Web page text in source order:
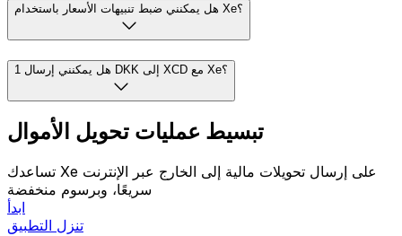
هل يمكنني ضبط تنبيهات الأسعار باستخدام Xe؟
هل يمكنني إرسال 1 DKK إلى XCD مع Xe؟
تبسيط عمليات تحويل الأموال
تساعدك Xe على إرسال تحويلات مالية إلى الخارج عبر الإنترنت
سريعًا، وبرسوم منخفضة
ابدأ
تنزل التطبيق